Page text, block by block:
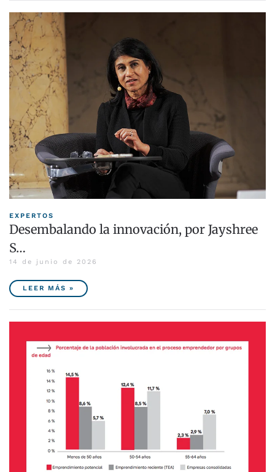
EXPERTOS
Desembalando la innovación, por Jayshree
S…
14 de junio de 2026
LEER MÁS »